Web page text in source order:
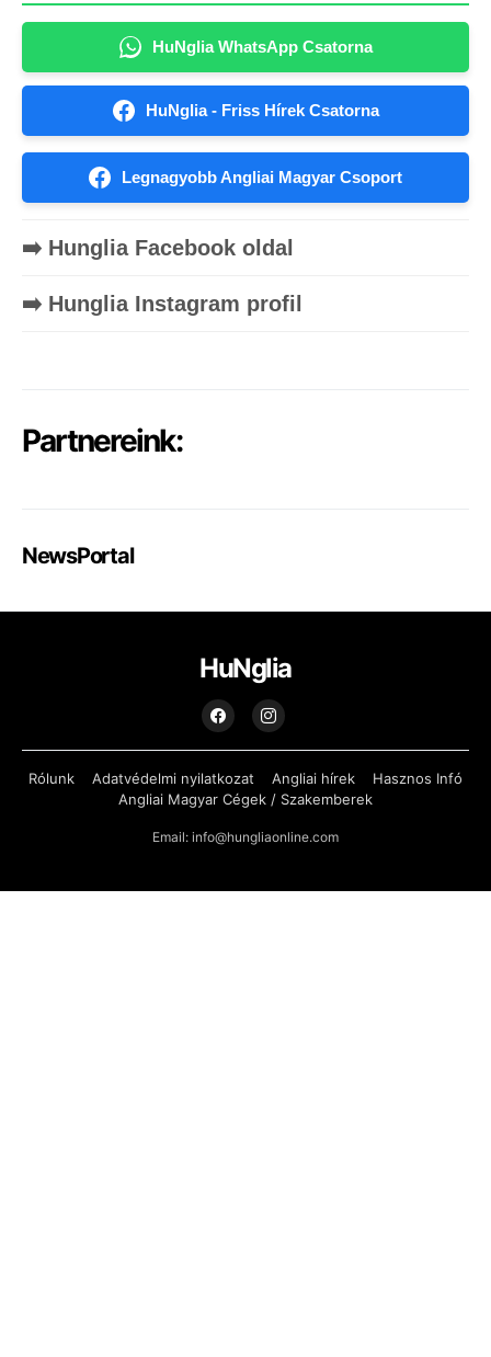
HuNglia WhatsApp Csatorna
HuNglia - Friss Hírek Csatorna
Legnagyobb Angliai Magyar Csoport
➡️ Hunglia Facebook oldal
➡️ Hunglia Instagram profil
Partnereink:
NewsPortal
HuNglia
Rólunk Adatvédelmi nyilatkozat Angliai hírek
Hasznos Infó
Angliai Magyar Cégek / Szakemberek
Email: info@hungliaonline.com